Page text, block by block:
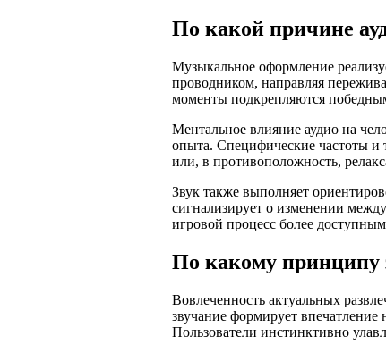
По какой причине
Музыкальное оформление
проводником, направляя
моменты подкрепляются
Ментальное влияние аудио на
опыта. Специфические частоты и
или, в противоположность,
Звук также выполняет
сигнализирует о изменении
игровой процесс более
По какому принципу
Вовлеченность актуальных
звучание формирует впечатление
Пользователи инстинктивно